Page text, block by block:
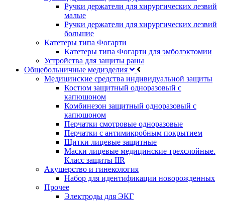
Ручки держатели для хирургических лезвий
малые
Ручки держатели для хирургических лезвий
большие
Катетеры типа Фогарти
Катетеры типа Фогарти для эмболэктомии
Устройства для защиты раны
Общебольничные медизделия
Медицинские средства индивидуальной защиты
Костюм защитный одноразовый с
капюшоном
Комбинезон защитный одноразовый с
капюшоном
Перчатки смотровые одноразовые
Перчатки с антимикробным покрытием
Щитки лицевые защитные
Маски лицевые медицинские трехслойные.
Класс защиты IIR
Акушерство и гинекология
Набор для идентификации новорожденных
Прочее
Электроды для ЭКГ